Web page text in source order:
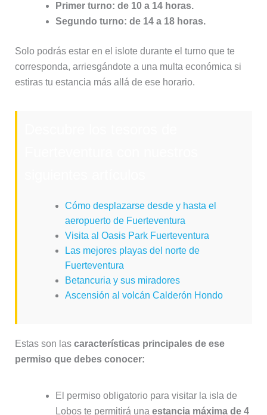
Primer turno: de 10 a 14 horas.
Segundo turno: de 14 a 18 horas.
Solo podrás estar en el islote durante el turno que te
corresponda, arriesgándote a una multa económica si
estiras tu estancia más allá de ese horario.
Cómo desplazarse desde y hasta el
aeropuerto de Fuerteventura
Visita al Oasis Park Fuerteventura
Las mejores playas del norte de
Fuerteventura
Betancuria y sus miradores
Ascensión al volcán Calderón Hondo
Estas son lascaracterísticas principales de ese
permiso que debes conocer:
El permiso obligatorio para visitar la isla de
Lobos te permitirá una estancia máxima de 4